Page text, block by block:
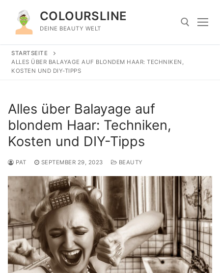
Inhalt
springen
COLOURSLINE
DEINE BEAUTY WELT
Suchen nach:
STARTSEITE
ALLES ÜBER BALAYAGE AUF BLONDEM HAAR: TECHNIKEN,
KOSTEN UND DIY-TIPPS
Alles über Balayage auf
blondem Haar: Techniken,
Kosten und DIY-Tipps
PAT SEPTEMBER 29, 2023 BEAUTY